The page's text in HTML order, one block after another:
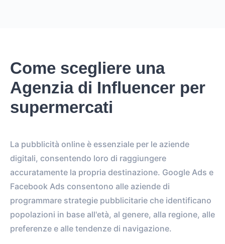
Come scegliere una
Agenzia di Influencer per
supermercati
La pubblicità online è essenziale per le aziende
digitali, consentendo loro di raggiungere
accuratamente la propria destinazione. Google Ads e
Facebook Ads consentono alle aziende di
programmare strategie pubblicitarie che identificano
popolazioni in base all'età, al genere, alla regione, alle
preferenze e alle tendenze di navigazione.